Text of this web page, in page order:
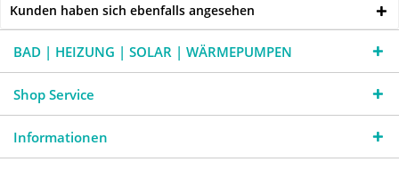
Kunden haben sich ebenfalls angesehen
BAD | HEIZUNG | SOLAR | WÄRMEPUMPEN
Shop Service
Informationen